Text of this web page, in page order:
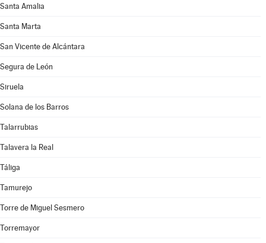
Santa Amalia
Santa Marta
San Vicente de Alcántara
Segura de León
Siruela
Solana de los Barros
Talarrubias
Talavera la Real
Táliga
Tamurejo
Torre de Miguel Sesmero
Torremayor